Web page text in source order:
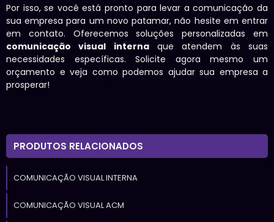
Por isso, se você está pronto para levar a comunicação da
sua empresa para um novo patamar, não hesite em entrar
em contato. Oferecemos soluções personalizadas em
comunicação visual internaque atendem às suas
necessidades específicas. Solicite agora mesmo um
orçamento e veja como podemos ajudar sua empresa a
prosperar!
PRODUTOS RELACIONADOS
COMUNICAÇÃO VISUAL INTERNA
COMUNICAÇÃO VISUAL ACM